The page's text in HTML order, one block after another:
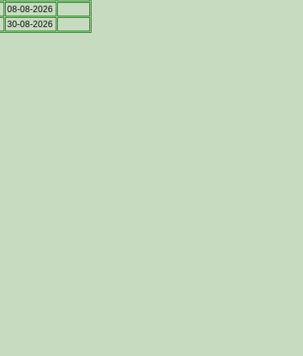
08-08-2026
30-08-2026